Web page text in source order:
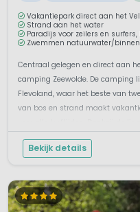
Vakantiepark direct aan het
Strand aan het water
Paradijs voor zeilers en
Zwemmen natuurwater/
Centraal gelegen en direct aan
camping Zeewolde. De camping
Flevoland, waar het beste van
van bos en strand maakt
vele uits...
Bekijk details